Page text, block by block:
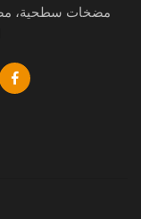
مضخات سطحية،